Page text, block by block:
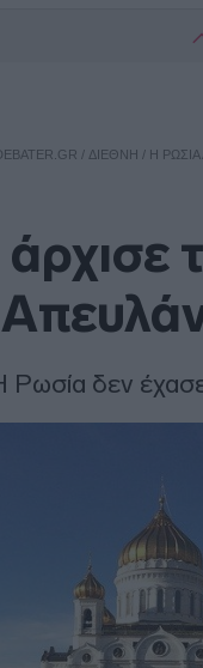
/ ΔΙΕΘΝΗ / H
Ρωσία δεν